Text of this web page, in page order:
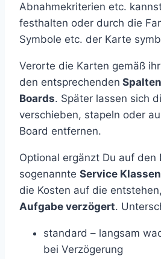
Abnahmekriterien etc.
festhalten oder durch die
Symbole etc. der Karte
Verorte die Karten gemäß
den entsprechenden
Boards. Später lassen sich
verschieben, stapeln oder
Board entfernen.
Optional ergänzt Du auf den
sogenannte Service Klassen
die Kosten auf die
Aufgabe verzögert.
standard – langsam
bei Verzögerung